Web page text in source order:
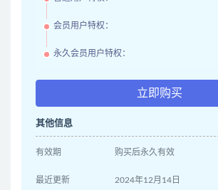
会员用户特权：
永久会员用户特权：
立即购买
其他信息
有效期 购买后永久有效
最近更新 2024年12月14日